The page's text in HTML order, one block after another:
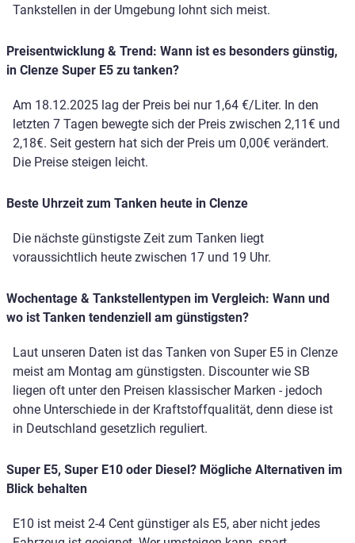
Tankstellen in der Umgebung lohnt sich meist.
Preisentwicklung & Trend: Wann ist es besonders günstig,
in Clenze Super E5 zu tanken?
Am 18.12.2025 lag der Preis bei nur 1,64 €/Liter. In den
letzten 7 Tagen bewegte sich der Preis zwischen 2,11€ und
2,18€. Seit gestern hat sich der Preis um 0,00€ verändert.
Die Preise steigen leicht.
Beste Uhrzeit zum Tanken heute in Clenze
Die nächste günstigste Zeit zum Tanken liegt
voraussichtlich heute zwischen 17 und 19 Uhr.
Wochentage & Tankstellentypen im Vergleich: Wann und
wo ist Tanken tendenziell am günstigsten?
Laut unseren Daten ist das Tanken von Super E5 in Clenze
meist am Montag am günstigsten. Discounter wie SB
liegen oft unter den Preisen klassischer Marken - jedoch
ohne Unterschiede in der Kraftstoffqualität, denn diese ist
in Deutschland gesetzlich reguliert.
Super E5, Super E10 oder Diesel? Mögliche Alternativen im
Blick behalten
E10 ist meist 2-4 Cent günstiger als E5, aber nicht jedes